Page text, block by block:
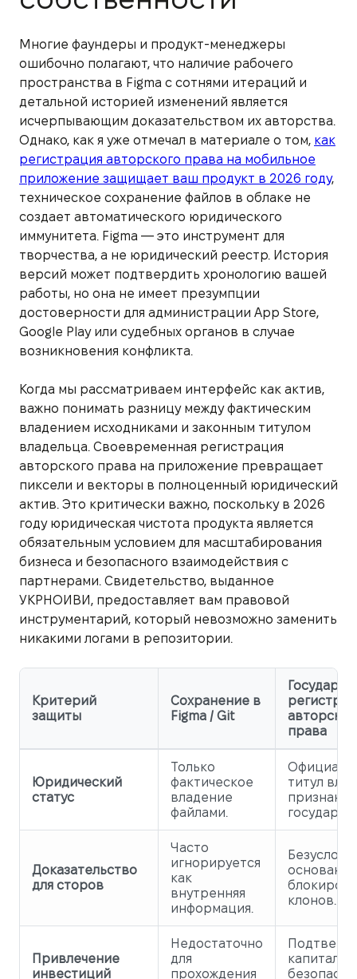
Многие фаундеры и продукт-менеджеры
ошибочно полагают, что наличие рабочего
пространства в Figma с сотнями итераций и
детальной историей изменений является
исчерпывающим доказательством их авторства.
Однако, как я уже отмечал в материале о том, как
регистрация авторского права на мобильное
приложение защищает ваш продукт в 2026 году,
техническое сохранение файлов в облаке не
создает автоматического юридического
иммунитета. Figma — это инструмент для
творчества, а не юридический реестр. История
версий может подтвердить хронологию вашей
работы, но она не имеет презумпции
достоверности для администрации App Store,
Google Play или судебных органов в случае
возникновения конфликта.
Когда мы рассматриваем интерфейс как актив,
важно понимать разницу между фактическим
владением исходниками и законным титулом
владельца. Своевременная регистрация
авторского права на приложение превращает
пиксели и векторы в полноценный юридический
актив. Это критически важно, поскольку в 2026
году юридическая чистота продукта является
обязательным условием для масштабирования
бизнеса и безопасного взаимодействия с
партнерами. Свидетельство, выданное
УКРНОИВИ, предоставляет вам правовой
инструментарий, который невозможно заменить
никакими логами в репозитории.
Критерий
защиты
Сохранение в
Figma / Git
права
Юридический
статус
Только
фактическое
владение
файлами.
титул
Доказательство
для сторов
Часто
игнорируется
как
внутренняя
информация.
клонов.
Привлечение
инвестиций
Недостаточно
для
прохождения